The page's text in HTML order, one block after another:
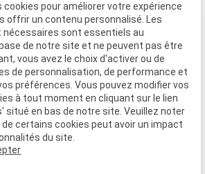
cookies pour améliorer votre expérience
offrir un contenu personnalisé. Les
sont essentiels au
de notre site et ne peuvent pas être
vous avez le choix d'activer ou de
de personnalisation, de performance et
préférences. Vous pouvez modifier vos
à tout moment en cliquant sur le lien
situé en bas de notre site. Veuillez noter
certains cookies peut avoir un impact
du site.